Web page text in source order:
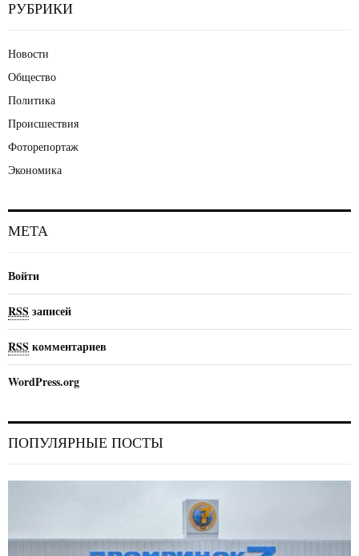
РУБРИКИ
Новости
Общество
Политика
Происшествия
Фоторепортаж
Экономика
МЕТА
Войти
RSSзаписей
RSSкомментариев
WordPress.org
ПОПУЛЯРНЫЕ ПОСТЫ